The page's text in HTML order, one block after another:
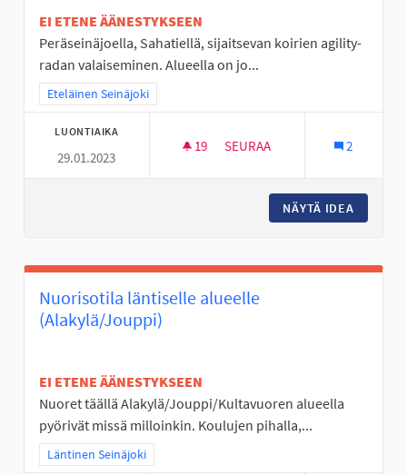
EI ETENE ÄÄNESTYKSEEN
Peräseinäjoella, Sahatiellä, sijaitsevan koirien agility-
radan valaiseminen. Alueella on jo...
Rajaa tulokset teeman mukaan: Eteläinen Seinäjoki
Eteläinen Seinäjoki
LUONTIAIKA
29.01.2023
19 19 SEURAAJAA
SEURAA 2
NÄYTÄ IDEA
Nuorisotila läntiselle alueelle
(Alakylä/Jouppi)
EI ETENE ÄÄNESTYKSEEN
Nuoret täällä Alakylä/Jouppi/Kultavuoren alueella
pyörivät missä milloinkin. Koulujen pihalla,...
Rajaa tulokset teeman mukaan: Läntinen Seinäjoki
Läntinen Seinäjoki